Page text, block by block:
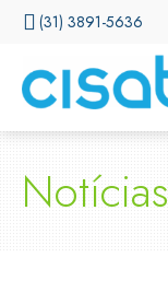
(31) 3891-5636
Notícias
CISSA